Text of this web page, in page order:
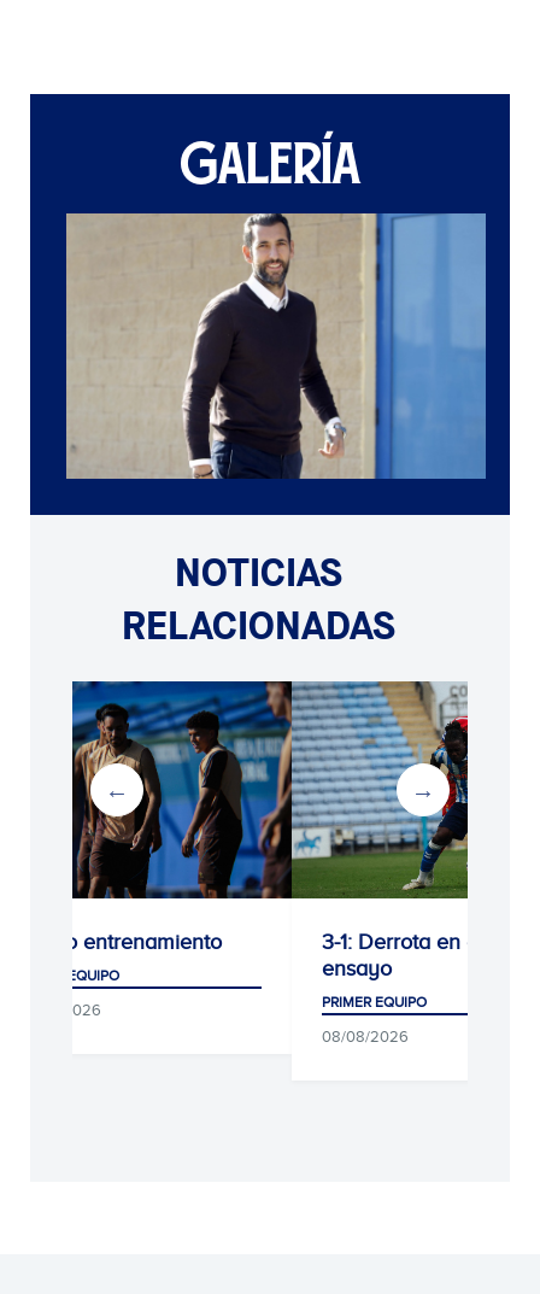
GALERÍA
NOTICIAS
RELACIONADAS
Último entrenamiento
PRIMER EQUIPO
09/08/2026
3-1: Derrota en el
ensayo
PRIMER EQUIPO
08/08/2026